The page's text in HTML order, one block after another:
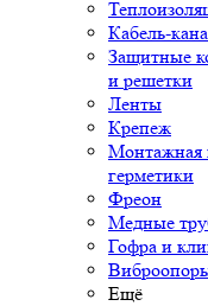
Кабель-
Защитные
и решетки
Ленты
Крепеж
Монтажная
герметики
Фреон
Медные
Гофра и
Ещё